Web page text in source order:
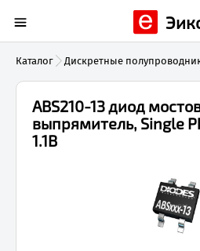
Каталог Дискретные
ABS210-13 диод
выпрямитель, Single
1.1В